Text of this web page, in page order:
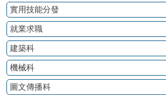
實用技能分發
就業求職
建築科
機械科
圖文傳播科